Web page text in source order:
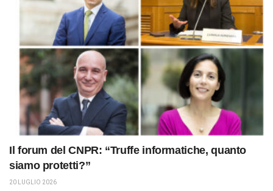
Il forum del CNPR: “Truffe informatiche, quanto
siamo protetti?”
20 LUGLIO 2026